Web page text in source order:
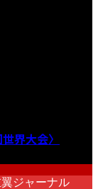
界大会〉
ジャーナル